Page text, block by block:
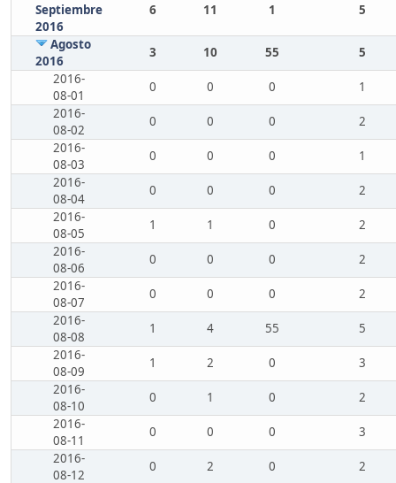
Septiembre
2016
6 11 1 5
Agosto
2016
3 10 55
5
2016-
08-01
0 0 0
1
2016-
08-02
0 0 0
2
2016-
08-03
0 0 0
1
2016-
08-04
0 0 0
2
2016-
08-05
1 1 0
2
2016-
08-06
0 0 0
2
2016-
08-07
0 0 0
2
2016-
08-08
1 4 55
5
2016-
08-09
1 2 0
3
2016-
08-10
0 1 0
2
2016-
08-11
0 0 0
3
2016-
08-12
0 2 0
2